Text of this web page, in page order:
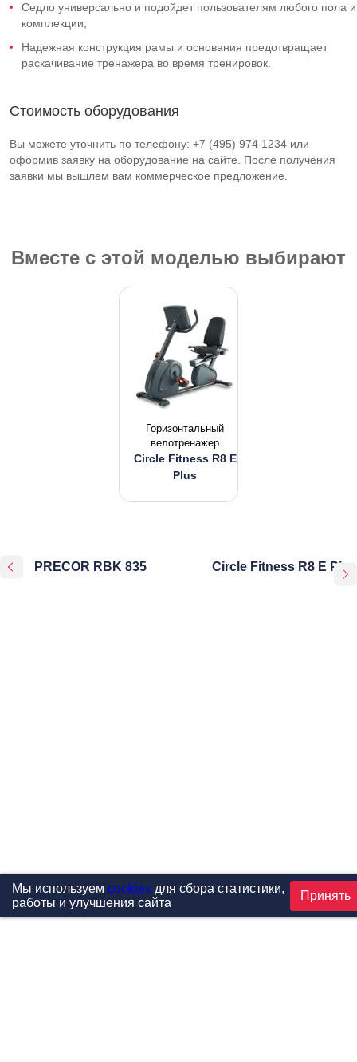
Седло универсально и подойдет пользователям любого пола и
комплекции;
Надежная конструкция рамы и основания предотвращает
раскачивание тренажера во время тренировок.
Стоимость оборудования
Вы можете уточнить по телефону: +7 (495) 974 1234 или
оформив заявку на оборудование на сайте. После получения
заявки мы вышлем вам коммерческое предложение.
Вместе с этой моделью выбирают
Горизонтальный
велотренажер
Circle Fitness R8 E
Plus
PRECOR RBK 835 Circle Fitness R8 E Plus
Мы используем cookiesдля сбора статистики,
работы и улучшения сайта
Принять